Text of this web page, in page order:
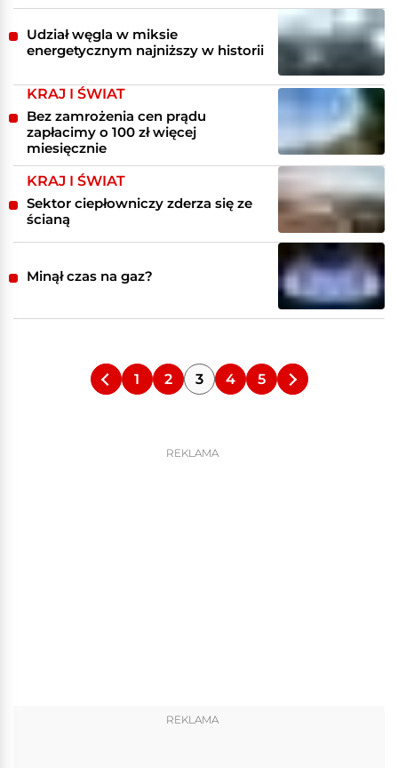
Udział węgla w miksie
energetycznym najniższy w historii
KRAJ I ŚWIAT
Bez zamrożenia cen prądu
zapłacimy o 100 zł więcej
miesięcznie
KRAJ I ŚWIAT
Sektor ciepłowniczy zderza się ze
ścianą
Minął czas na gaz?
1 2 3 4 5
REKLAMA
REKLAMA